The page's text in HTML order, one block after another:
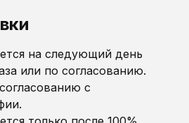
на следующий день
или по согласованию.
с